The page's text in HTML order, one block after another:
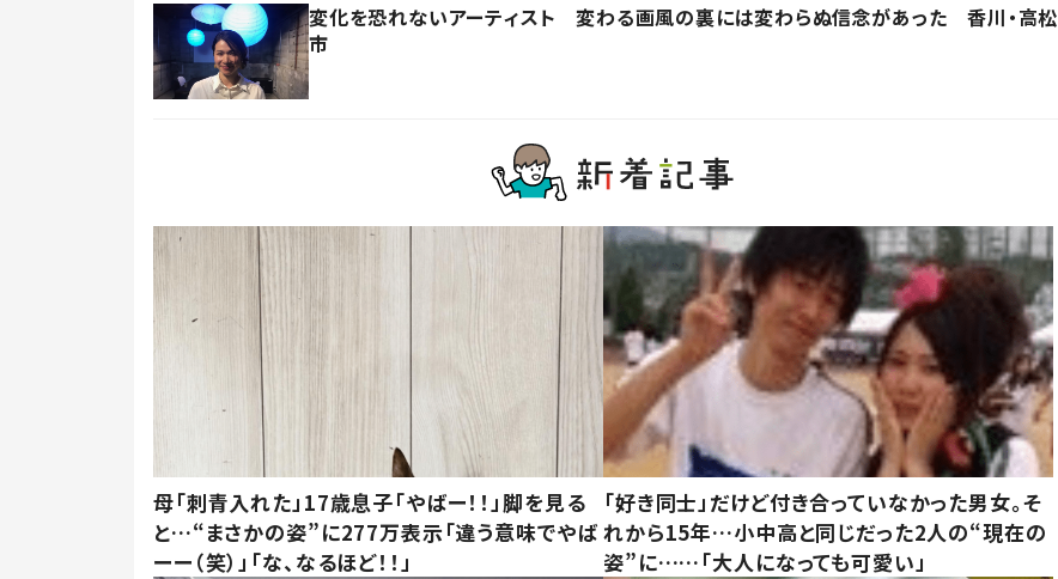
変化を恐れないアーティスト 変わる画風の裏には変わらぬ信念があった 香川・高松
市
母「刺青入れた」17歳息子「やばー！！」脚を見る
と…“まさかの姿”に277万表示「違う意味でやば
ーー（笑）」「な、なるほど！！」
「好き同士」だけど付き合っていなかった男女。そ
れから15年…小中高と同じだった2人の“現在の
姿”に……「大人になっても可愛い」